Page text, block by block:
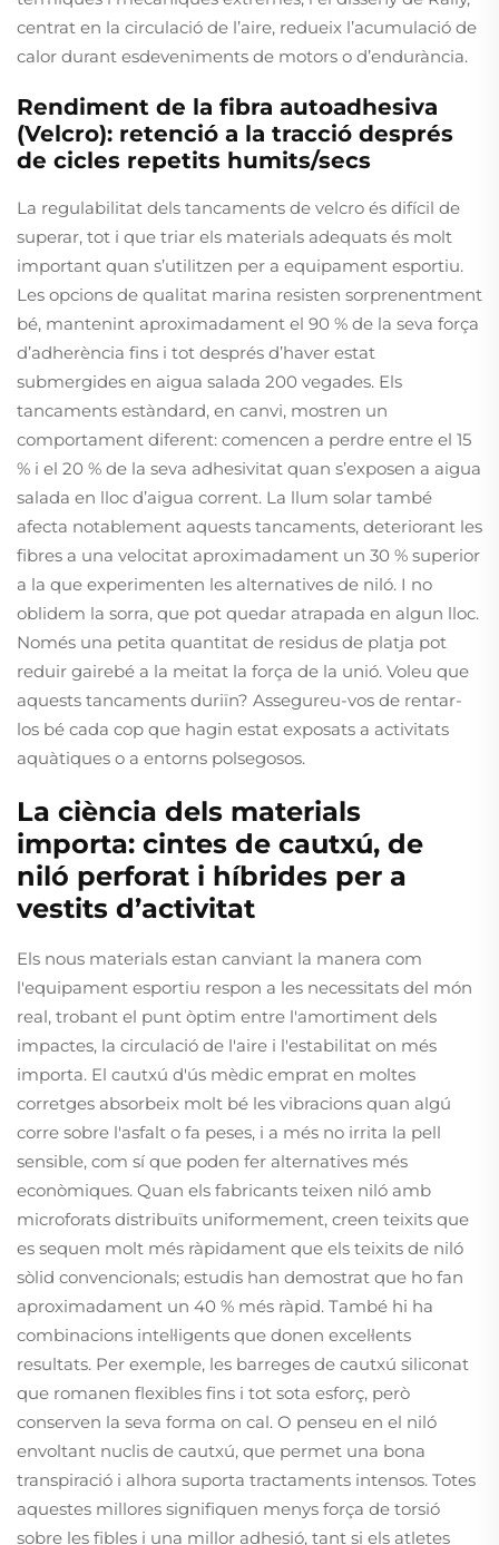
centrat en la circulació de l’aire, redueix l’acumulació de
calor durant esdeveniments de motors o d’endurància.
Rendiment de la fibra autoadhesiva
(Velcro): retenció a la tracció després
de cicles repetits humits/secs
La regulabilitat dels tancaments de velcro és difícil de
superar, tot i que triar els materials adequats és molt
important quan s’utilitzen per a equipament esportiu.
Les opcions de qualitat marina resisten sorprenentment
bé, mantenint aproximadament el 90 % de la seva força
d’adherència fins i tot després d’haver estat
submergides en aigua salada 200 vegades. Els
tancaments estàndard, en canvi, mostren un
comportament diferent: comencen a perdre entre el 15
% i el 20 % de la seva adhesivitat quan s’exposen a aigua
salada en lloc d’aigua corrent. La llum solar també
afecta notablement aquests tancaments, deteriorant les
fibres a una velocitat aproximadament un 30 % superior
a la que experimenten les alternatives de niló. I no
oblidem la sorra, que pot quedar atrapada en algun lloc.
Només una petita quantitat de residus de platja pot
reduir gairebé a la meitat la força de la unió. Voleu que
aquests tancaments duriïn? Assegureu-vos de rentar-
los bé cada cop que hagin estat exposats a activitats
aquàtiques o a entorns polsegosos.
La ciència dels materials
importa: cintes de cautxú, de
niló perforat i híbrides per a
vestits d’activitat
Els nous materials estan canviant la manera com
l'equipament esportiu respon a les necessitats del món
real, trobant el punt òptim entre l'amortiment dels
impactes, la circulació de l'aire i l'estabilitat on més
importa. El cautxú d'ús mèdic emprat en moltes
corretges absorbeix molt bé les vibracions quan algú
corre sobre l'asfalt o fa peses, i a més no irrita la pell
sensible, com sí que poden fer alternatives més
econòmiques. Quan els fabricants teixen niló amb
microforats distribuïts uniformement, creen teixits que
es sequen molt més ràpidament que els teixits de niló
sòlid convencionals; estudis han demostrat que ho fan
aproximadament un 40 % més ràpid. També hi ha
combinacions intel·ligents que donen excel·lents
resultats. Per exemple, les barreges de cautxú siliconat
que romanen flexibles fins i tot sota esforç, però
conserven la seva forma on cal. O penseu en el niló
envoltant nuclis de cautxú, que permet una bona
transpiració i alhora suporta tractaments intensos. Totes
aquestes millores signifiquen menys força de torsió
sobre les fibles i una millor adhesió, tant si els atletes